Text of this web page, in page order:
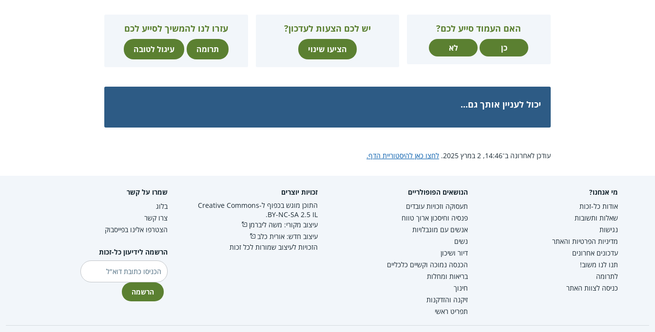
האם העמוד סייע לכם?
כן לא
יש לכם הצעות לעדכון?
הציעו שינוי
עזרו לנו להמשיך לסייע לכם
תרומה עיגול לטובה
יכול לעניין אותך גם...
עודכן לאחרונה ב־14:46, 2 במרץ 2025. לחצו כאן להיסטוריית הדף.
מי אנחנו?
אודות כל-זכות
שאלות ותשובות
נגישות
מדיניות הפרטיות והאתר
עדכונים אחרונים
תנו לנו משוב!
לתרומה
כניסה לצוות האתר
הנושאים הפופולריים
תעסוקה וזכויות עובדים
פנסיה וחיסכון ארוך טווח
אנשים עם מוגבלויות
נשים
דיור ושיכון
הכנסה נמוכה וקשיים כלכליים
בריאות ומחלות
חינוך
זיקנה והזדקנות
תפריט ראשי
זכויות יוצרים
התוכן מוגש בכפוף ל-Creative Commons
BY-NC-SA 2.5 IL.
עיצוב מקורי: משה ליברמן
עיצוב חדש: אורית כלב
הזכויות לעיצוב שמורות לכל זכות
שמרו על קשר
בלוג
צרו קשר
הצטרפו אלינו בפייסבוק
הרשמה לידיעון כל-זכות
דוא"ל
הרשמה